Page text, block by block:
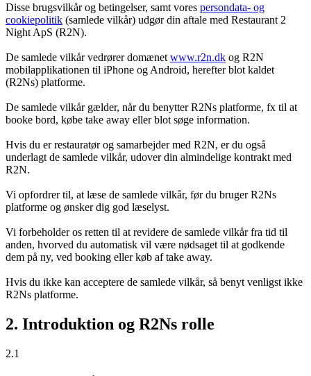
Disse brugsvilkår og betingelser, samt vores persondata- og
cookiepolitik (samlede vilkår) udgør din aftale med Restaurant 2
Night ApS (R2N).
De samlede vilkår vedrører domænet www.r2n.dk og R2N
mobilapplikationen til iPhone og Android, herefter blot kaldet
(R2Ns) platforme.
De samlede vilkår gælder, når du benytter R2Ns platforme, fx til at
booke bord, købe take away eller blot søge information.
Hvis du er restauratør og samarbejder med R2N, er du også
underlagt de samlede vilkår, udover din almindelige kontrakt med
R2N.
Vi opfordrer til, at læse de samlede vilkår, før du bruger R2Ns
platforme og ønsker dig god læselyst.
Vi forbeholder os retten til at revidere de samlede vilkår fra tid til
anden, hvorved du automatisk vil være nødsaget til at godkende
dem på ny, ved booking eller køb af take away.
Hvis du ikke kan acceptere de samlede vilkår, så benyt venligst ikke
R2Ns platforme.
2. Introduktion og R2Ns rolle
2.1